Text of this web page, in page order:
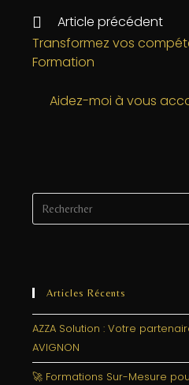
e
b
o
o
e
r
e
dI
l
Article précédent
Transformez vos
Formation
Aidez-moi à vous
Articles Récents
AZZA Solution : Votre
AVIGNON
🚀 Formations Sur-Mesure